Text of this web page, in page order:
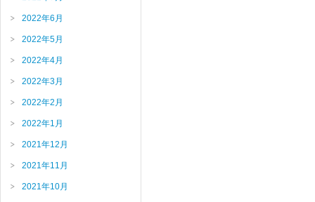
2022年6月
2022年5月
2022年4月
2022年3月
2022年2月
2022年1月
2021年12月
2021年11月
2021年10月